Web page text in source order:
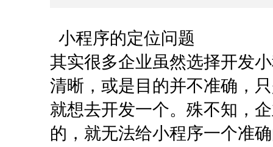
小程序的定位问题
其实很多企业虽然选择开发
清晰，或是目的并不准确，
就想去开发一个。殊不知，
的，就无法给小程序一个准